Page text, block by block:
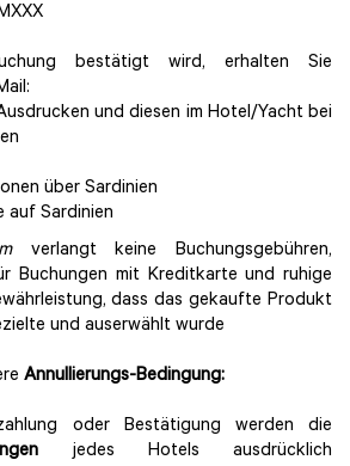
bestätigt wird, erhalten Sie
und diesen im Hotel/Yacht bei
über Sardinien
auf Sardinien
verlangt keine Buchungsgebühren,
Buchungen mit Kreditkarte und ruhige
dass das gekaufte Produkt
und auserwählt wurde
Annullierungs-Bedingung:
oder Bestätigung werden die
jedes Hotels ausdrücklich